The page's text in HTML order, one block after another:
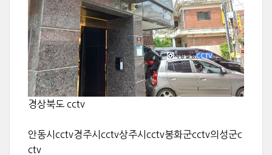
경상북도 cctv
안동시cctv경주시cctv상주시cctv봉화군cctv의성군c
ctv